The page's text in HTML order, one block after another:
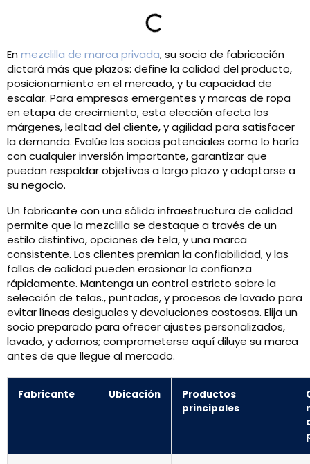
En mezclilla de marca privada, su socio de fabricación
dictará más que plazos: define la calidad del producto,
posicionamiento en el mercado, y tu capacidad de
escalar. Para empresas emergentes y marcas de ropa
en etapa de crecimiento, esta elección afecta los
márgenes, lealtad del cliente, y agilidad para satisfacer
la demanda. Evalúe los socios potenciales como lo haría
con cualquier inversión importante, garantizar que
puedan respaldar objetivos a largo plazo y adaptarse a
su negocio.
Un fabricante con una sólida infraestructura de calidad
permite que la mezclilla se destaque a través de un
estilo distintivo, opciones de tela, y una marca
consistente. Los clientes premian la confiabilidad, y las
fallas de calidad pueden erosionar la confianza
rápidamente. Mantenga un control estricto sobre la
selección de telas., puntadas, y procesos de lavado para
evitar líneas desiguales y devoluciones costosas. Elija un
socio preparado para ofrecer ajustes personalizados,
lavado, y adornos; comprometerse aquí diluye su marca
antes de que llegue al mercado.
Fabricante Ubicación
Productos
principales